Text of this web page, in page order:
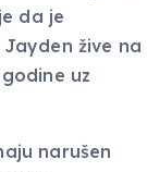
da je
žive na
uz
narušen